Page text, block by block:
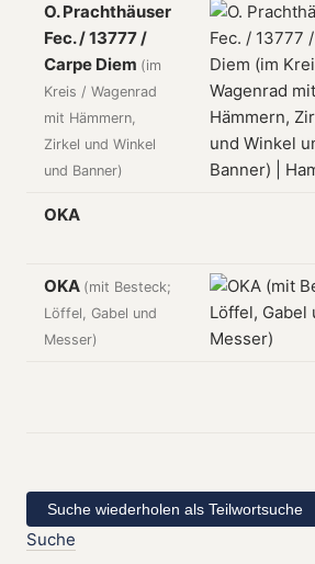
O. Prachthäuser
Fec. / 13777 /
Carpe Diem (im
Kreis / Wagenrad
mit Hämmern,
Zirkel und Winkel
und Banner)
OKA
OKA (mit Besteck;
Löffel, Gabel und
Messer)
Suche